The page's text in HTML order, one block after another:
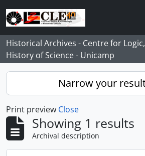
Skip to main content
Historical Archives - Centre for
History of Science - Unicamp
Narrow your
Print preview Close
Showing 1 results
Archival description